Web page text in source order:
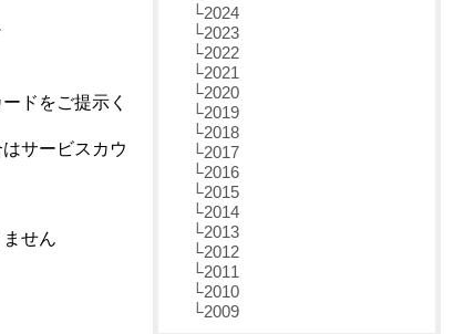
ドをご提示く
サービスカウ
せん
└2024
└2023
└2022
└2021
└2020
└2019
└2018
└2017
└2016
└2015
└2014
└2013
└2012
└2011
└2010
└2009